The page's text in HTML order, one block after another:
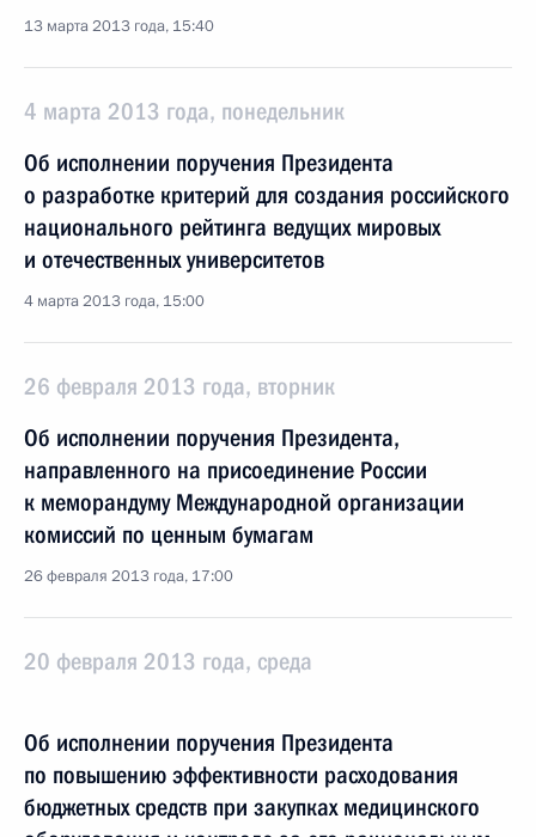
13 марта 2013 года, 15:40
4 марта 2013 года, понедельник
Об исполнении поручения Президента
о разработке критерий для создания российского
национального рейтинга ведущих мировых
и отечественных университетов
4 марта 2013 года, 15:00
26 февраля 2013 года, вторник
Об исполнении поручения Президента,
направленного на присоединение России
к меморандуму Международной организации
комиссий по ценным бумагам
26 февраля 2013 года, 17:00
20 февраля 2013 года, среда
Об исполнении поручения Президента
по повышению эффективности расходования
бюджетных средств при закупках медицинского